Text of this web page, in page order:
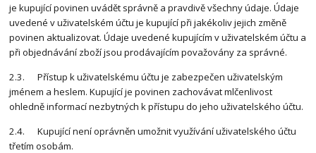
je kupující povinen uvádět správně a pravdivě všechny údaje. Údaje
uvedené v uživatelském účtu je kupující při jakékoliv jejich změně
povinen aktualizovat. Údaje uvedené kupujícím v uživatelském účtu a
při objednávání zboží jsou prodávajícím považovány za správné.
2.3. Přístup k uživatelskému účtu je zabezpečen uživatelským
jménem a heslem. Kupující je povinen zachovávat mlčenlivost
ohledně informací nezbytných k přístupu do jeho uživatelského účtu.
2.4. Kupující není oprávněn umožnit využívání uživatelského účtu
třetím osobám.